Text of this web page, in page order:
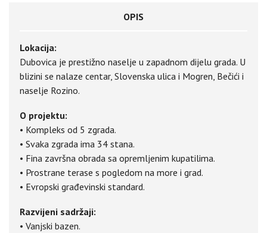
OPIS
Lokacija:
Dubovica je prestižno naselje u zapadnom dijelu grada. U
blizini se nalaze centar, Slovenska ulica i Mogren, Bečići i
naselje Rozino.
O projektu:
• Kompleks od 5 zgrada.
• Svaka zgrada ima 34 stana.
• Fina završna obrada sa opremljenim kupatilima.
• Prostrane terase s pogledom na more i grad.
• Evropski građevinski standard.
Razvijeni sadržaji:
• Vanjski bazen.